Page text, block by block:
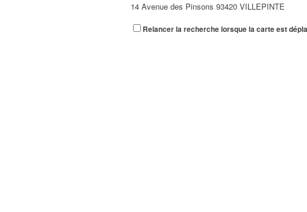
14 Avenue des Pinsons 93420 VILLEPINTE
A&N EXPORTS LTD
Relancer la recherche lorsque la carte est